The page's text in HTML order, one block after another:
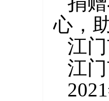
心，
江
江